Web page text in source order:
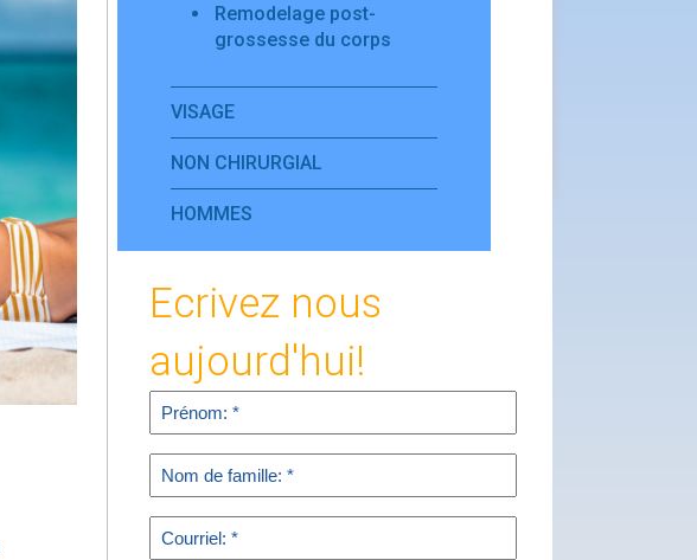
Remodelage post-
grossesse du corps
VISAGE
NON CHIRURGIAL
HOMMES
Ecrivez nous
aujourd'hui!
First
Name
(Required)
Last
Name
(Required)
Email